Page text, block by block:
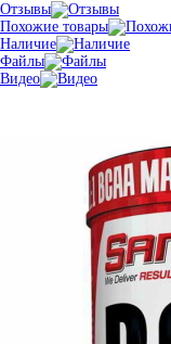
Отзывы
Похожие товары
Наличие
Файлы
Видео